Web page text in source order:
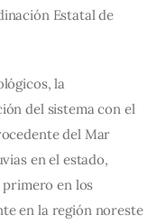
Estatal de
la
del sistema con el
del Mar
en el estado,
en los
en la región noreste